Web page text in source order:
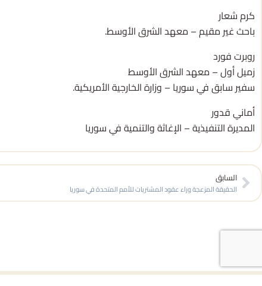
كرم شعار
باحث غير مقيم – معهد الشرق الأوسط.
روبرت فورد
زميل أول – معهد الشرق الأوسط
سفير سابق في سوريا – وزارة الخارجية الأمريكية.
أماني قدور
المديرة التنفيذية – الإغاثة والتنمية في سوريا
Prev
السابق
الحقيقة المزعجة وراء عقود المشتريات للأمم المتحدة في سوريا